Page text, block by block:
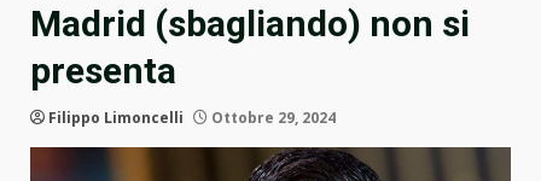
Madrid (sbagliando) non si
presenta
Filippo Limoncelli Ottobre 29, 2024